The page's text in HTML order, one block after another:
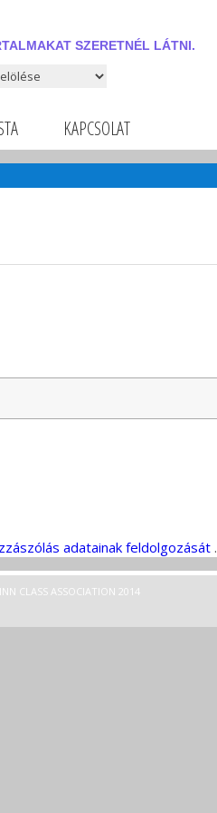
SZERETNÉL LÁTNI.
szeretnél látni.
KAPCSOLAT
adatainak feldolgozását.
CLASS ASSOCIATION 2014